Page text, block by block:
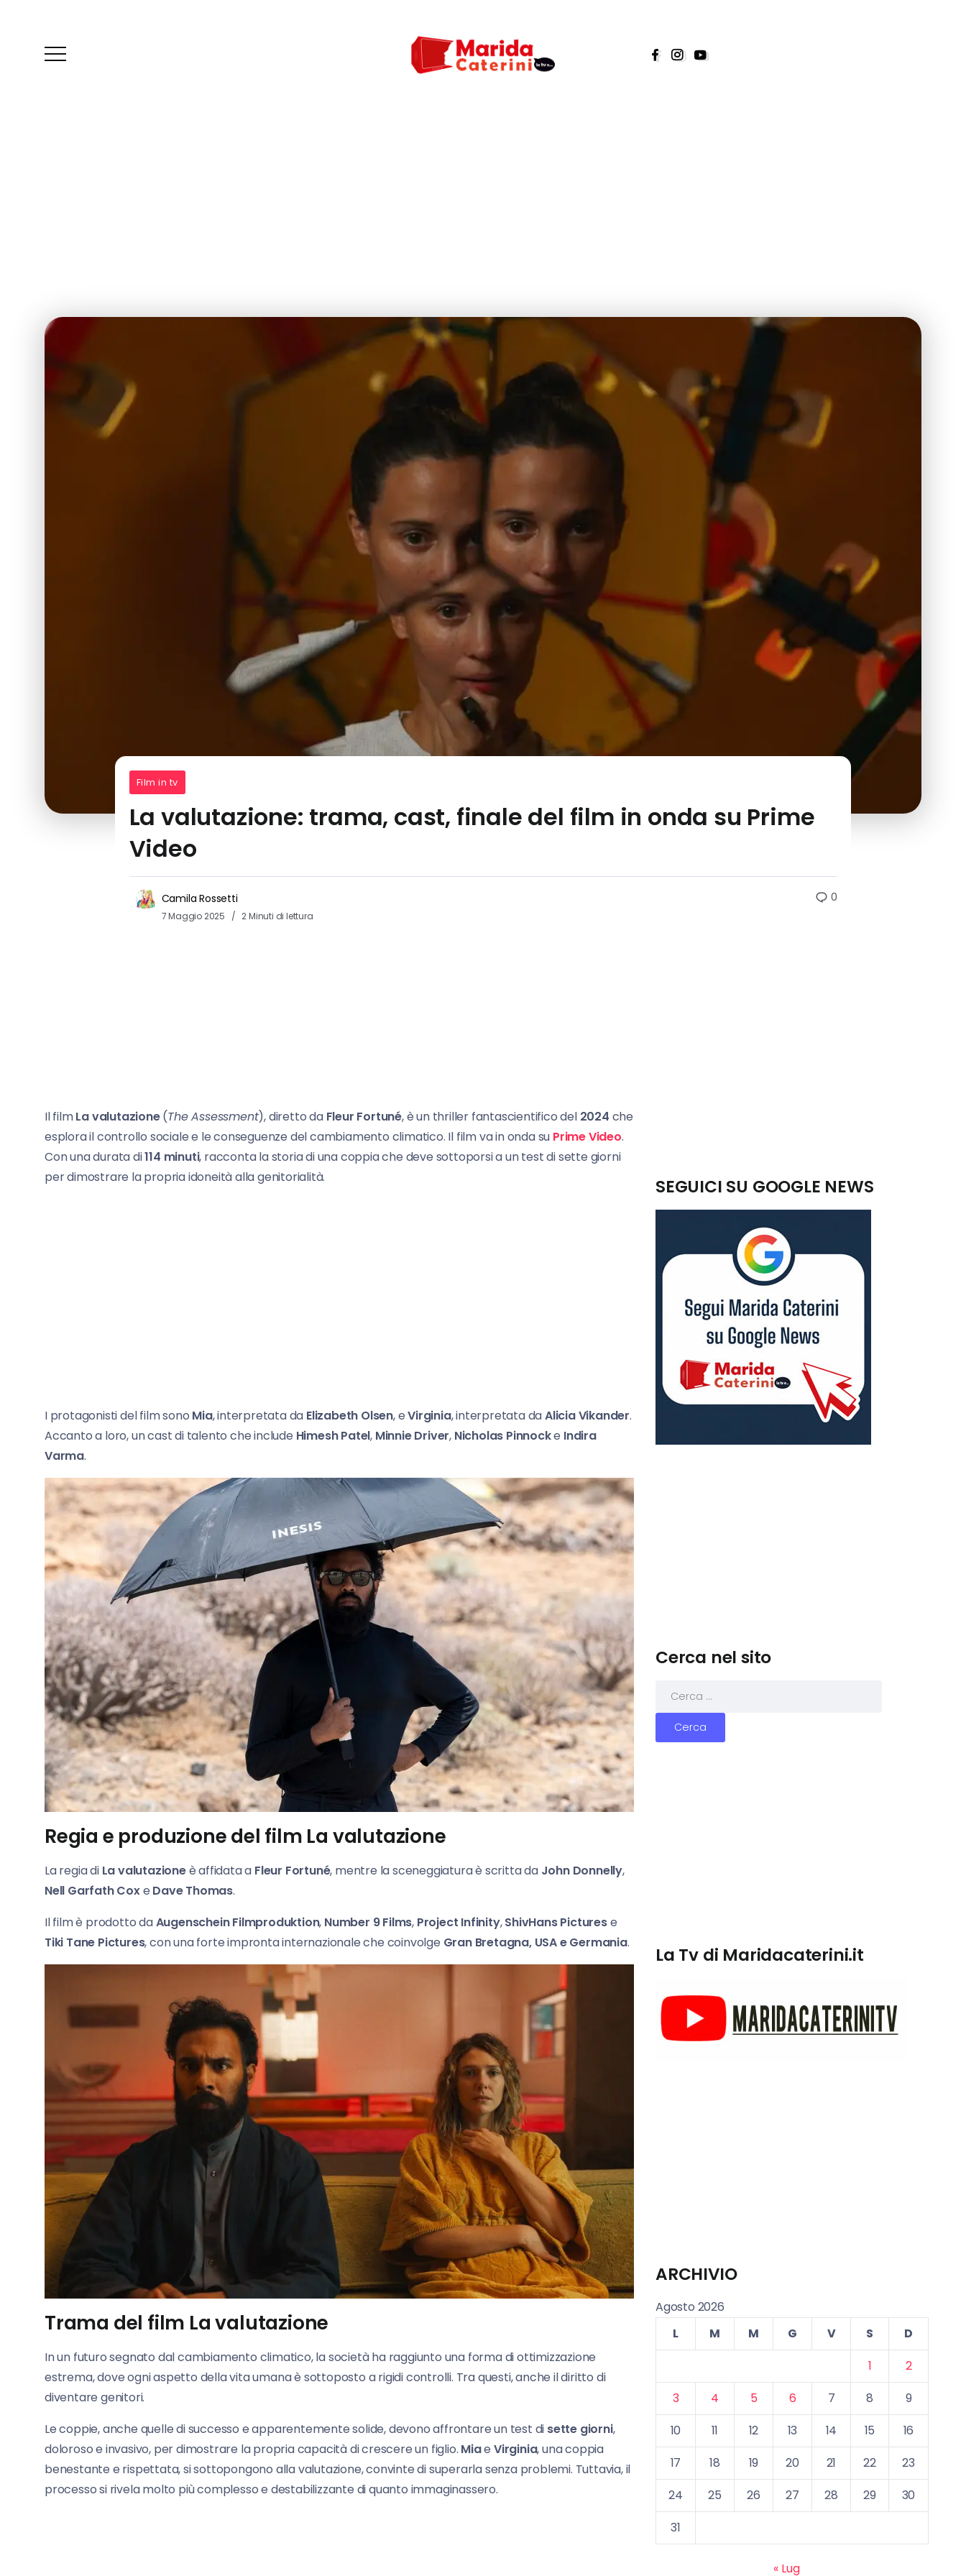
Film in tv
La valutazione: trama, cast, finale del film in onda su Prime
Video
Camila Rossetti
7 Maggio 2025 2 Minuti di lettura
0
Il filmLa valutazione(The Assessment), diretto da Fleur Fortuné, è un thriller fantascientifico del 2024 che
esplora il controllo sociale e le conseguenze del cambiamento climatico. Il film va in onda su Prime Video.
Con una durata di114 minuti, racconta la storia di una coppia che deve sottoporsi a un test di sette giorni
per dimostrare la propria idoneità alla genitorialità.
I protagonisti del film sono Mia, interpretata da Elizabeth Olsen, eVirginia, interpretata daAlicia Vikander.
Accanto a loro, un cast di talento che include Himesh Patel, Minnie Driver, Nicholas Pinnocke Indira
Varma.
Regia e produzione del film La valutazione
La regia di La valutazioneè affidata a Fleur Fortuné, mentre la sceneggiatura è scritta da John Donnelly,
Nell Garfath Coxe Dave Thomas.
Il film è prodotto daAugenschein Filmproduktion, Number 9 Films, Project Infinity,ShivHans Picturese
Tiki Tane Pictures, con una forte impronta internazionale che coinvolge Gran Bretagna, USA e Germania.
Trama del film La valutazione
In un futuro segnato dal cambiamento climatico, la società ha raggiunto una forma di ottimizzazione
estrema, dove ogni aspetto della vita umana è sottoposto a rigidi controlli. Tra questi, anche il diritto di
diventare genitori.
Le coppie, anche quelle di successo e apparentemente solide, devono affrontare un test di sette giorni,
doloroso e invasivo, per dimostrare la propria capacità di crescere un figlio. MiaeVirginia, una coppia
benestante e rispettata, si sottopongono alla valutazione, convinte di superarla senza problemi. Tuttavia, il
processo si rivela molto più complesso e destabilizzante di quanto immaginassero.
SEGUICI SU GOOGLE NEWS
Cerca nel sito
La Tv di Maridacaterini.it
ARCHIVIO
Agosto 2026
L
M M G V S
D
1
2
3
4 5 6 7 8
9
10
11 12 13 14 15
16
17
18 19 20 21 22
23
24
25 26 27 28 29
30
31
« Lug